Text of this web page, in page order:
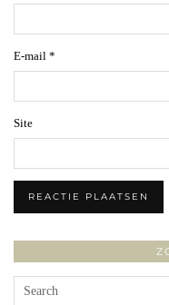
E-mail *
Site